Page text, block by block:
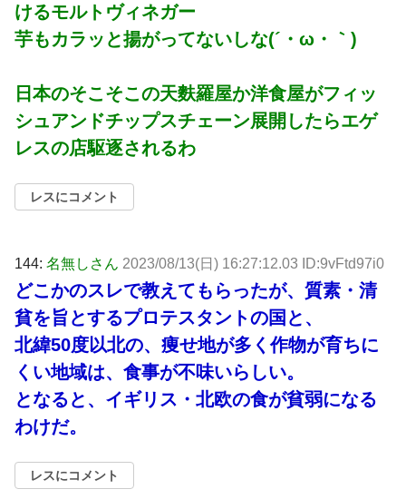
けるモルトヴィネガー
芋もカラッと揚がってないしな(´・ω・｀)
日本のそこそこの天麩羅屋か洋食屋がフィッ
シュアンドチップスチェーン展開したらエゲ
レスの店駆逐されるわ
レスにコメント
144: 名無しさん 2023/08/13(日) 16:27:12.03 ID:9vFtd97i0
どこかのスレで教えてもらったが、質素・清
貧を旨とするプロテスタントの国と、
北緯50度以北の、痩せ地が多く作物が育ちに
くい地域は、食事が不味いらしい。
となると、イギリス・北欧の食が貧弱になる
わけだ。
レスにコメント